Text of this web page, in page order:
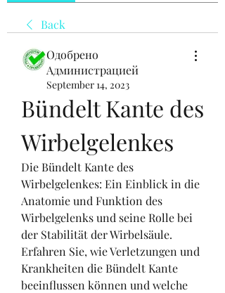
Back
Одобрено
Администрацией
September 14, 2023
Bündelt Kante des
Wirbelgelenkes
Die Bündelt Kante des
Wirbelgelenkes: Ein Einblick in die
Anatomie und Funktion des
Wirbelgelenks und seine Rolle bei
der Stabilität der Wirbelsäule.
Erfahren Sie, wie Verletzungen und
Krankheiten die Bündelt Kante
beeinflussen können und welche